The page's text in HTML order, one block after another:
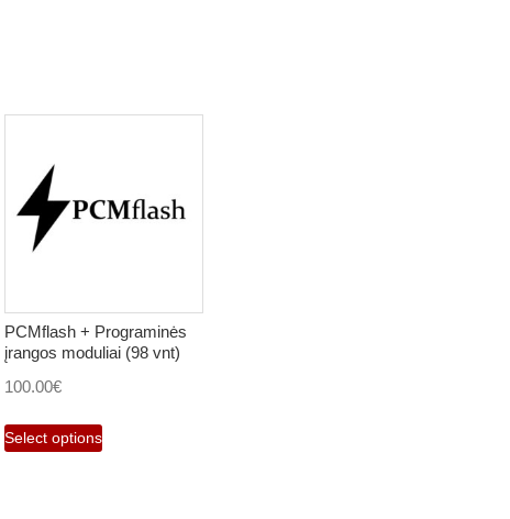
PCMflash + Programinės
įrangos moduliai (98 vnt)
100.00€
Select options